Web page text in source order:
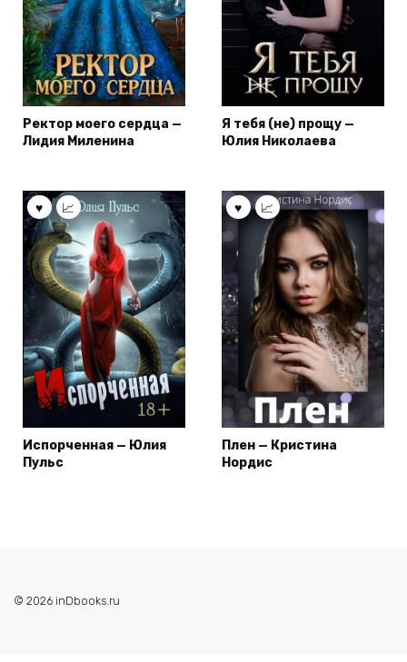
Ректор моего сердца —
Лидия Миленина
Я тебя (не) прощу —
Юлия Николаева
Испорченная — Юлия
Пульс
Плен — Кристина
Нордис
© 2026 inDbooks.ru